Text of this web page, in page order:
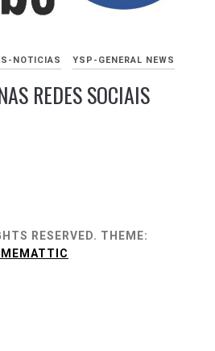
NOTICIAS YSP-GENERAL NEWS
REDES SOCIAIS
RESERVED. THEME: